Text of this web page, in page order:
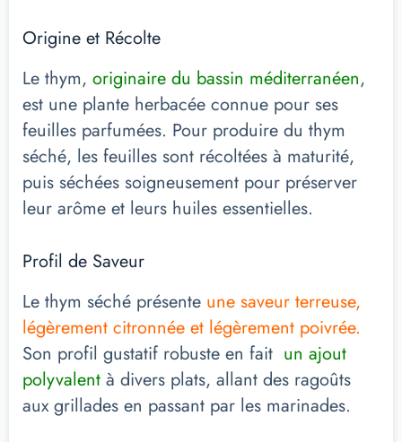
Origine et Récolte
Le thym, originaire du bassin méditerranéen,
est une plante herbacée connue pour ses
feuilles parfumées. Pour produire du thym
séché, les feuilles sont récoltées à maturité,
puis séchées soigneusement pour préserver
leur arôme et leurs huiles essentielles.
Profil de Saveur
Le thym séché présente une saveur terreuse,
légèrement citronnée et légèrement poivrée.
Son profil gustatif robuste en fait un ajout
polyvalent à divers plats, allant des ragoûts
aux grillades en passant par les marinades.